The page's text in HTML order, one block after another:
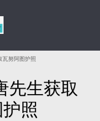
瓦努阿图护照
先生获取
照